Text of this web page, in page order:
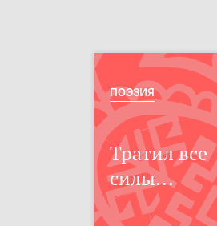
Тратил все
силы...
ПОЭЗИЯ